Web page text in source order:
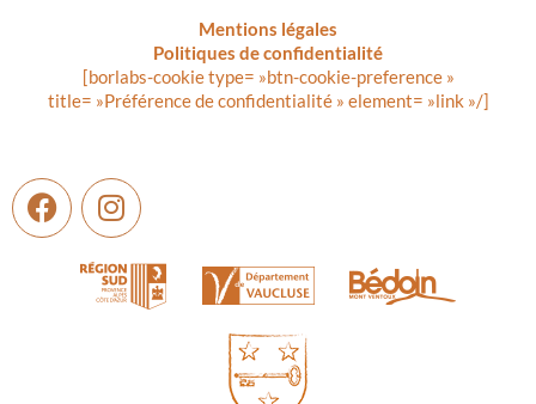
Mentions légales
Politiques de confidentialité
[borlabs-cookie type= »btn-cookie-preference »
title= »Préférence de confidentialité » element= »link »/]